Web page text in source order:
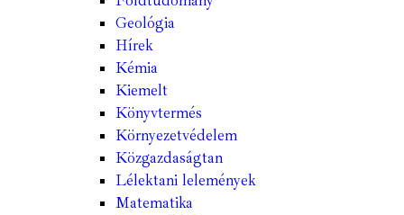
Geológia
Hírek
Kémia
Kiemelt
Könyvtermés
Környezetvédelem
Közgazdaságtan
Lélektani lelemények
Matematika